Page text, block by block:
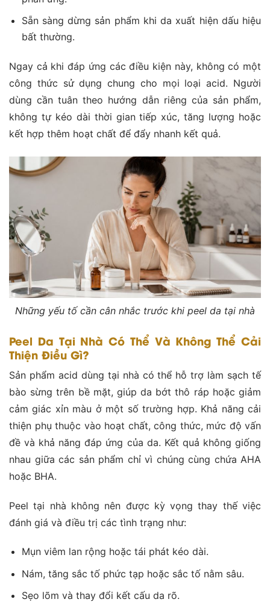
Sẵn sàng dừng sản phẩm khi da xuất hiện dấu hiệu
bất thường.
Ngay cả khi đáp ứng các điều kiện này, không có một
công thức sử dụng chung cho mọi loại acid. Người
dùng cần tuân theo hướng dẫn riêng của sản phẩm,
không tự kéo dài thời gian tiếp xúc, tăng lượng hoặc
kết hợp thêm hoạt chất để đẩy nhanh kết quả.
Những yếu tố cần cân nhắc trước khi peel da tại nhà
Peel Da Tại Nhà Có Thể Và Không Thể Cải
Thiện Điều Gì?
Sản phẩm acid dùng tại nhà có thể hỗ trợ làm sạch tế
bào sừng trên bề mặt, giúp da bớt thô ráp hoặc giảm
cảm giác xỉn màu ở một số trường hợp. Khả năng cải
thiện phụ thuộc vào hoạt chất, công thức, mức độ vấn
đề và khả năng đáp ứng của da. Kết quả không giống
nhau giữa các sản phẩm chỉ vì chúng cùng chứa AHA
hoặc BHA.
Peel tại nhà không nên được kỳ vọng thay thế việc
đánh giá và điều trị các tình trạng như:
Mụn viêm lan rộng hoặc tái phát kéo dài.
Nám, tăng sắc tố phức tạp hoặc sắc tố nằm sâu.
Sẹo lõm và thay đổi kết cấu da rõ.